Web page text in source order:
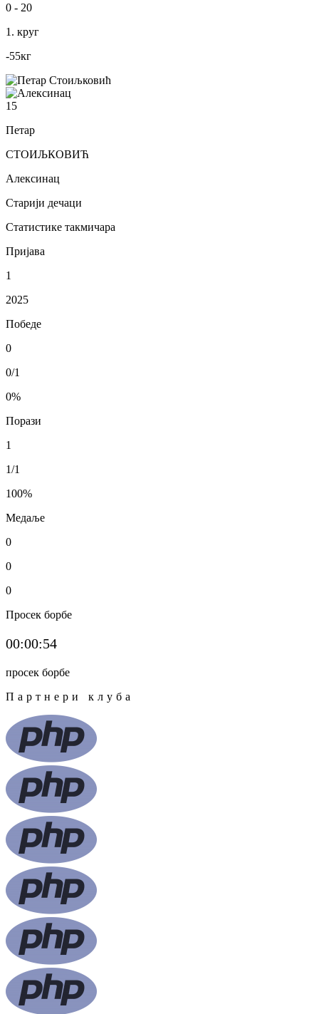
0 - 20
1. круг
-55кг
15
Петар
СТОИЉКОВИЋ
Алексинац
Старији дечаци
Статистике такмичара
Пријава
1
2025
Победе
0
0/1
0%
Порази
1
1/1
100%
Медаље
0
0
0
Просек борбе
00:00:54
просек борбе
Партнери клуба